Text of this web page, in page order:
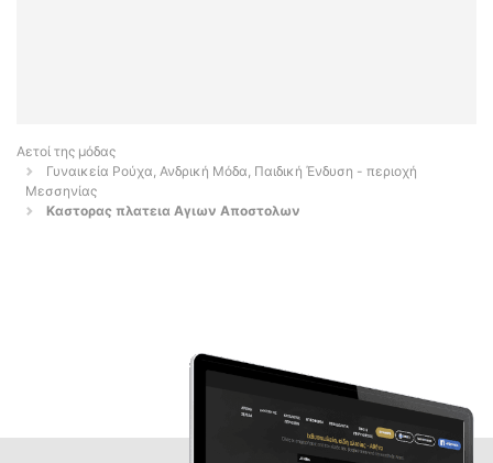
Αετοί της μόδας
Γυναικεία Ρούχα, Ανδρική Μόδα, Παιδική Ένδυση - περιοχή
Μεσσηνίας
Καστορας πλατεια Αγιων Αποστολων